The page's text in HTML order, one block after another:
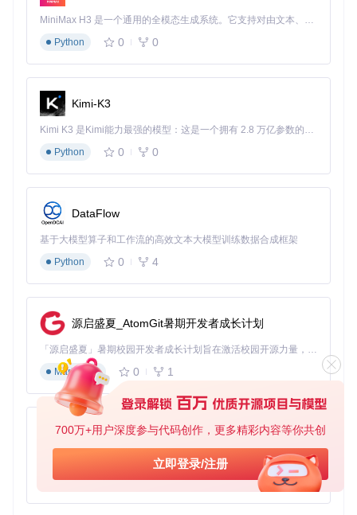
700万+用户深度参与代码创作，更多精彩内容等你共创
立即登录/注册
易于集成
项目中。
全面覆盖
：包含了常见的按钮、列表框、滑块、复选框等多
窗口风格：提供了不同样式的窗口风格，如可自定义标题栏
omToolWindowStyle
动态更新
式，保持与时俱进。
总的来说，The Dark Theme是一个强大且灵活的UI主题库，
能够帮助你在短时间内打造出专业的视觉体验，让你的应用程
序在众多应用中脱颖而出。立即尝试并将其融入你的下一个项
目吧！
WPFDarkTheme
A small WPF (and WIP Avalonia) theme library, with 6 built in themes which are easily copy and pasteable, and the MainWindow shows off the themes
项目地址：
https://gitcode.com/gh_mirrors/wp/WPFDarkTheme
MiniMax H3 是一个通用的全模态生成系统。它支持对由文本、图像、视频和音频组成的多模态上下文进行统一理解，并能生成分辨率高达 2K、时长可达 15 秒的带原生立体声音频的视频。得益于面向任务泛化的系统设计，H3 在预训练阶段就已具备广泛的多模态上下文理解与生成能力，能够出色地执行复杂的多模态指令。
Python
0 0
Kimi-K3
Kimi K3 是Kimi能力最强的模型：这是一个拥有 2.8 万亿参数的混合专家（MoE）模型，具备原生视觉理解能力，并支持 100 万 token 的上下文窗口。
Python
0 0
DataFlow
基于大模型算子和工作流的高效文本大模型训练数据合成框架
Python
0 4
源启盛夏_AtomGit暑期开发者成长计划
「源启盛夏」暑期校园开发者成长计划旨在激活校园开源力量，通过积分激励、认证扶持、资源倾斜等形式，引导高校组织和开发者完成「入驻 — 建项目 — 做贡献 — 获认证 — 得资源」的完整闭环。无论你是想带领社团入驻平台的组织者，还是希望用代码贡献证明自己的开发者，都能在这里找到属于你的成长路径。
Markdown
0 1
py-xiaozhi
基于Python的Xiaozhi AI，适用于想要完整Xiaozhi体验而无需拥有专用硬件的用户。
Python
0 1